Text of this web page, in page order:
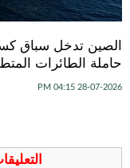
الصين تدخل سباق
حاملة الطائرات
28-07-2026 04:15 PM